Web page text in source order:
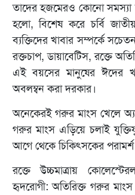
তাদের হজমেরও কোনো সমস্যা
হলো, বিশেষ করে চর্বি
ব্যক্তিদের খাবার সম্পর্কে
রক্তচাপ, ডায়াবেটিস, রক্তে
এই বয়সের মানুষের ঈদের
অবলম্বন করা দরকার।
অনেকেরই গরুর মাংস খেলে
গরুর মাংস এড়িয়ে চলাই
আগে থেকে চিকিৎসকের
রক্তে উচ্চমাত্রায়
হৃদরোগী: অতিরিক্ত গরুর মাংস